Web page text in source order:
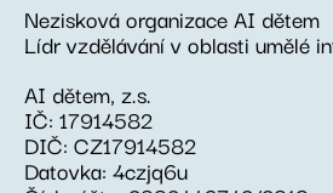
Nezisková organizace AI dětem
Lídr vzdělávání v oblasti umělé
AI dětem, z.s.
IČ: 17914582
DIČ: CZ17914582
Datovka: 4czjq6u